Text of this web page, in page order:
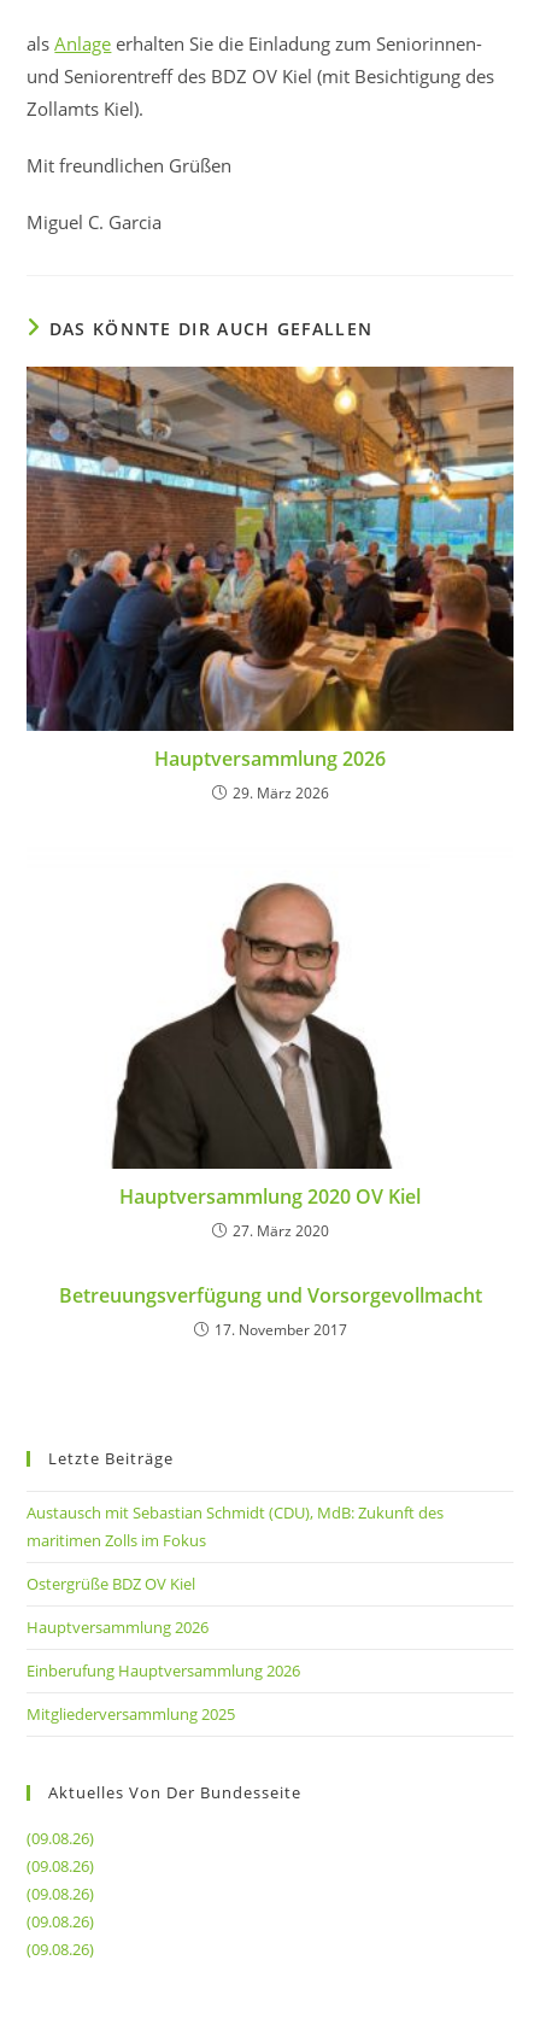
alsAnlage erhalten Sie die Einladung zum Seniorinnen-
und Seniorentreff des BDZ OV Kiel (mit Besichtigung des
Zollamts Kiel).
Mit freundlichen Grüßen
Miguel C. Garcia
DAS KÖNNTE DIR AUCH GEFALLEN
Hauptversammlung 2026
29. März 2026
Hauptversammlung 2020 OV Kiel
27. März 2020
Betreuungsverfügung und Vorsorgevollmacht
17. November 2017
Letzte Beiträge
Austausch mit Sebastian Schmidt (CDU), MdB: Zukunft des
maritimen Zolls im Fokus
Ostergrüße BDZ OV Kiel
Hauptversammlung 2026
Einberufung Hauptversammlung 2026
Mitgliederversammlung 2025
Aktuelles Von Der Bundesseite
(09.08.26)
(09.08.26)
(09.08.26)
(09.08.26)
(09.08.26)